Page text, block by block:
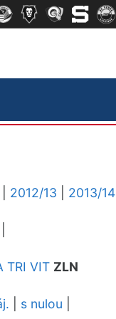
2012/13 2013/14
TRI VIT ZLN
s nulou